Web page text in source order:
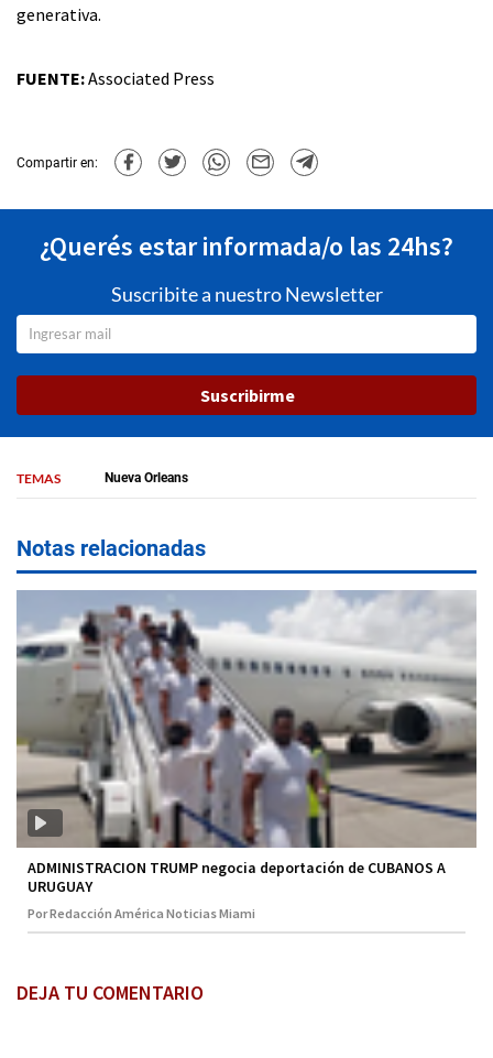
generativa.
FUENTE:Associated Press
Compartir en:
¿Querés estar informada/o las 24hs?
Suscribite a nuestro Newsletter
Suscribirme
TEMAS Nueva Orleans
Notas relacionadas
ADMINISTRACION TRUMP negocia deportación de CUBANOS A
URUGUAY
Por Redacción América Noticias Miami
DEJA TU COMENTARIO